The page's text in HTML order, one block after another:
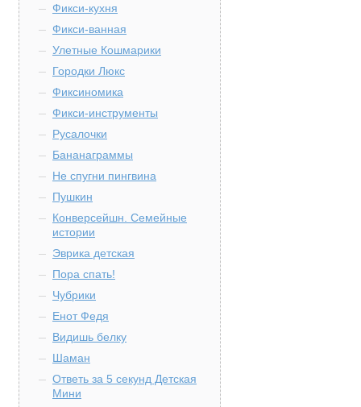
Фикси-кухня
Фикси-ванная
Улетные Кошмарики
Городки Люкс
Фиксиномика
Фикси-инструменты
Русалочки
Бананаграммы
Не спугни пингвина
Пушкин
Конверсейшн. Семейные
истории
Эврика детская
Пора спать!
Чубрики
Енот Федя
Видишь белку
Шаман
Ответь за 5 секунд Детская
Мини